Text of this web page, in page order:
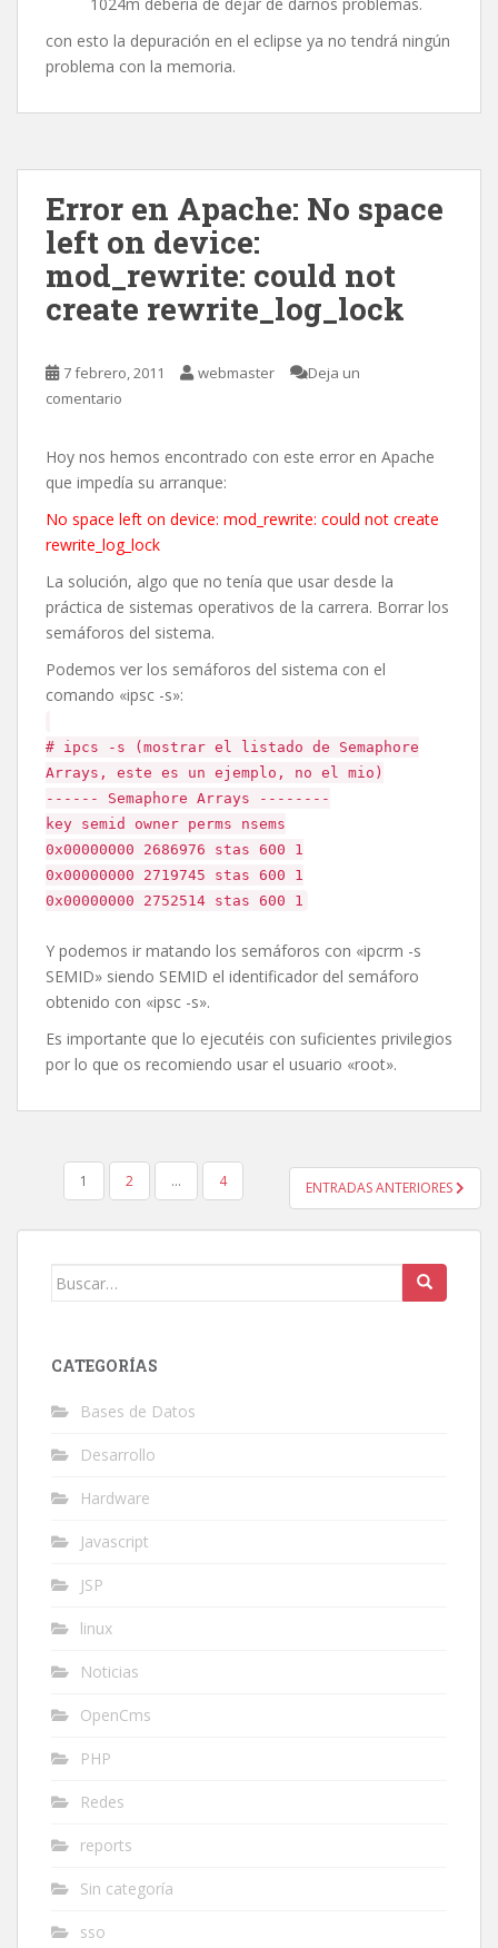
con esto la depuración en el eclipse ya no tendrá ningún
problema con la memoria.
Error en Apache: No space
left on device:
mod_rewrite: could not
create rewrite_log_lock
7 febrero, 2011 webmaster
Deja un
comentario
Hoy nos hemos encontrado con este error en Apache
que impedía su arranque:
No space left on device: mod_rewrite: could not create
rewrite_log_lock
La solución, algo que no tenía que usar desde la
práctica de sistemas operativos de la carrera. Borrar los
semáforos del sistema.
Podemos ver los semáforos del sistema con el
comando «ipsc -s»:
# ipcs -s (mostrar el listado de Semaphore
Arrays, este es un ejemplo, no el mio)
------ Semaphore Arrays --------
key semid owner perms nsems
0x00000000 2686976 stas 600 1
0x00000000 2719745 stas 600 1
0x00000000 2752514 stas 600 1
Y podemos ir matando los semáforos con «ipcrm -s
SEMID» siendo SEMID el identificador del semáforo
obtenido con «ipsc -s».
Es importante que lo ejecutéis con suficientes privilegios
por lo que os recomiendo usar el usuario «root».
PAGINACIÓN
ENTRADAS
1 2 … 4 ENTRADAS ANTERIORES
Buscar:
CATEGORÍAS
Bases de Datos
Desarrollo
Hardware
Javascript
JSP
linux
Noticias
OpenCms
PHP
Redes
reports
Sin categoría
sso